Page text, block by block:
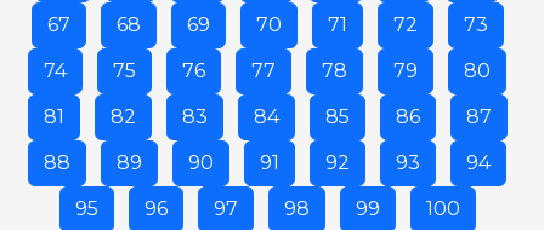
67
68 69 70 71 72
73
74
75 76 77 78 79
80
81
82 83 84 85 86
87
88
89 90 91 92 93
94
95
96 97 98 99 100